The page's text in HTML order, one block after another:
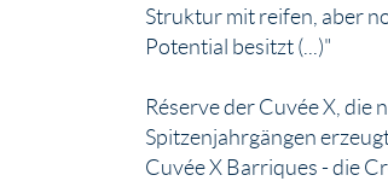
Struktur mit reifen, aber
Potential besitzt (...)"
Réserve der Cuvée X, die
Spitzenjahrgängen
Cuvée X Barriques - die